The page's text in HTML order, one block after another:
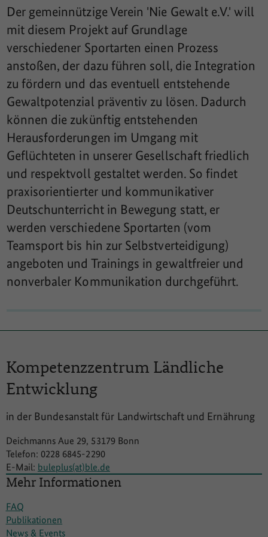
Der gemeinnützige Verein 'Nie Gewalt e.V.' will
mit diesem Projekt auf Grundlage
verschiedener Sportarten einen Prozess
anstoßen, der dazu führen soll, die Integration
zu fördern und das eventuell entstehende
Gewaltpotenzial präventiv zu lösen. Dadurch
können die zukünftig entstehenden
Herausforderungen im Umgang mit
Geflüchteten in unserer Gesellschaft friedlich
und respektvoll gestaltet werden. So findet
praxisorientierter und kommunikativer
Deutschunterricht in Bewegung statt, er
werden verschiedene Sportarten (vom
Teamsport bis hin zur Selbstverteidigung)
angeboten und Trainings in gewaltfreier und
nonverbaler Kommunikation durchgeführt.
Kompetenzzentrum Ländliche
Entwicklung
in der Bundesanstalt für Landwirtschaft und Ernährung
Deichmanns Aue 29, 53179 Bonn
Telefon: 0228 6845-2290
E-Mail: buleplus(at)ble.de
Mehr Informationen
FAQ
Publikationen
News & Events